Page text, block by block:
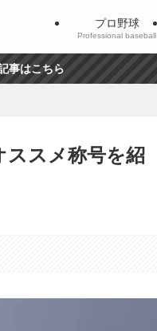
プロ野球
Professional baseball
事はこちら
ススメ称号を紹